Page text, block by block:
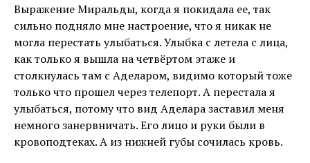
Выражение Миральды, когда я покидала ее, так
сильно подняло мне настроение, что я никак не
могла перестать улыбаться. Улыбка с летела с лица,
как только я вышла на четвёртом этаже и
столкнулась там с Аделаром, видимо который тоже
только что прошел через телепорт. А перестала я
улыбаться, потому что вид Аделара заставил меня
немного занервничать. Его лицо и руки были в
кровоподтеках. А из нижней губы сочилась кровь.